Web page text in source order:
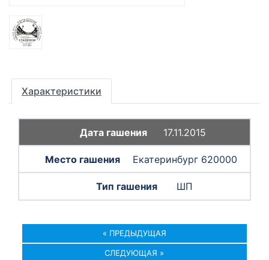
Характеристики
17.11.2015
Екатеринбург 620000
ШП
« ПРЕДЫДУЩАЯ
СЛЕДУЮЩАЯ »